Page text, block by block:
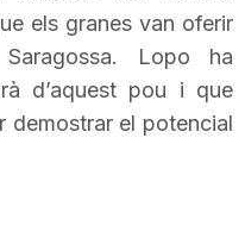
els granes van oferir
Lopo ha
d’aquest pou i que
demostrar el potencial